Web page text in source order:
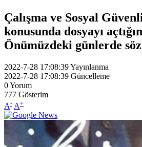
Çalışma ve Sosyal
konusunda dosyayı
Önümüzdeki günlerde
2022-7-28 17:08:39Yayınlanma
2022-7-28 17:08:39 Güncelleme
0Yorum
777 Gösterim
A- A+